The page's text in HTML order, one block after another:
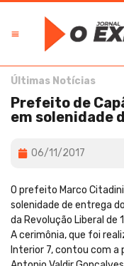
Últimas Notícias
Prefeito de
em solenidade
06/11/2017
O prefeito Marco
solenidade de entrega
da Revolução Liberal de
A cerimônia, que foi
Interior 7, contou com a